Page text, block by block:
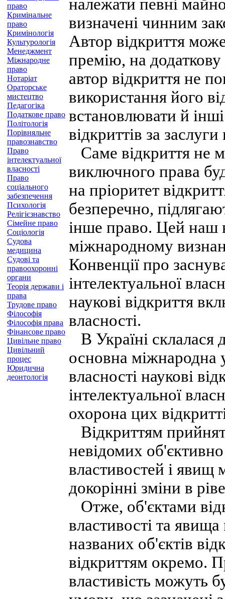
право
Кримінальне
право
Кримінологія
Культурологія
Менеджмент
Міжнародне
право
Нотаріат
Ораторське
мистецтво
Педагогіка
Податкове право
Політологія
Порівняльне
правознавство
Право
інтелектуальної
власності
Право
соціального
забезпечення
Психологія
Релігієзнавство
Сімейне право
Соціологія
Судова
медицина
Судові та
правоохоронні
органи
Теорія держави і
права
Трудове право
Філософія
Філософія права
Фінансове право
Цивільне право
Цивільний
процес
Юридична
деонтологія
належати певні
визначені чинним
Автор відкриття
премію, на
автор відкриття не
використання його
встановлювати й інші
відкриттів за
Саме відкриття не
виключного права
на пріоритет
безперечно,
інше право. Цей наш
міжнародному
Конвенції про
інтелектуальної
наукові відкриття
власності.
В Україні склалася
основна міжнародна
власності наукові
інтелектуальної
охорона цих
Відкриттям
невідомих
властивостей і явищ
докорінні зміни в
Отже, об'єктами
властивості та явища
названих об'єктів
відкриттям окремо.
властивість можуть